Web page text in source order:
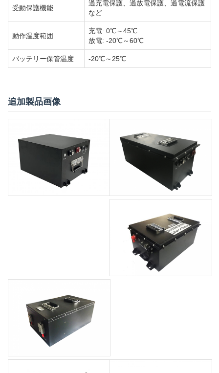
受動保護機能
過充電保護、過放電保護、過電流保護
など
動作温度範囲
充電: 0℃～45℃
放電: -20℃～60℃
バッテリー保管温度 -20℃～25℃
追加製品画像